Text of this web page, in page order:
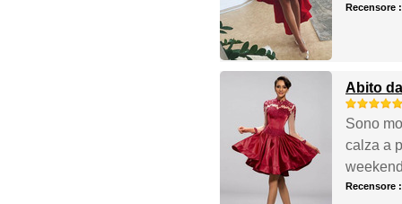
Recensore
Abito
Sono
calza a
Recensore